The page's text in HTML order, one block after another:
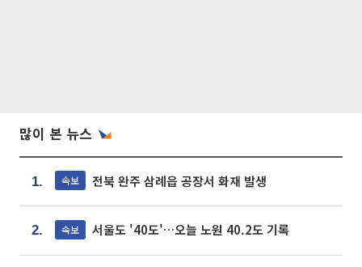
많이 본 뉴스
1. 속보 전북 완주 삼례읍 공장서 화재 발생
2. 속보 서울도 '40도'…오늘 노원 40.2도 기록